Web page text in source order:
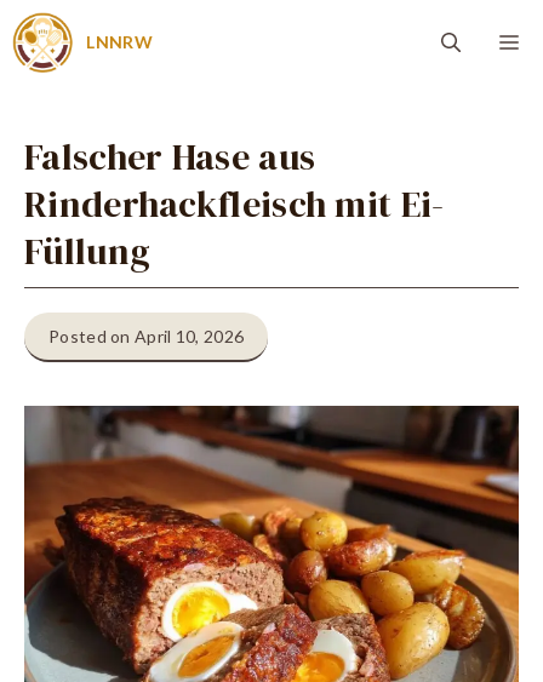
Zum
Inhalt
LNNRW
Falscher Hase aus
Rinderhackfleisch mit Ei-
Füllung
Posted on April 10, 2026